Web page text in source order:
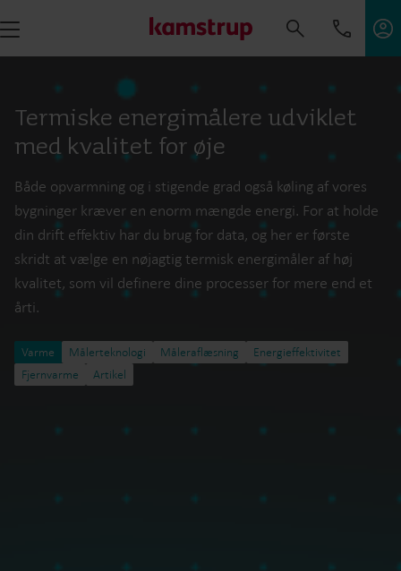
Termiske energimålere udviklet
med kvalitet for øje
Både opvarmning og i stigende grad også køling af vores
bygninger kræver en enorm mængde energi. For at holde
din drift effektiv har du brug for data, og her er første
skridt at vælge en nøjagtig termisk energimåler af høj
kvalitet, som vil definere dine processer for mere end et
årti.
Varme Målerteknologi Måleraflæsning
Energieffektivitet
Fjernvarme
Artikel